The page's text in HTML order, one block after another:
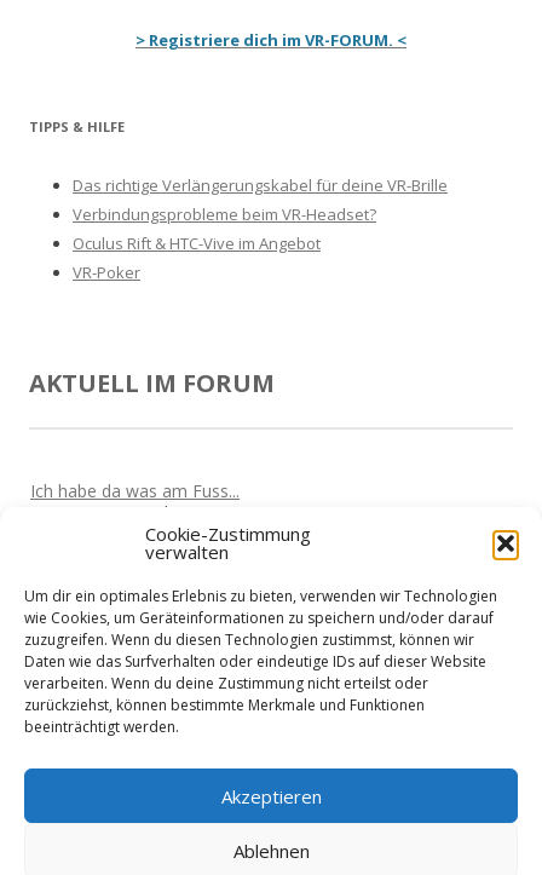
Cookie-Zustimmung
verwalten
Um dir ein optimales Erlebnis zu bieten, verwenden wir Technologien
wie Cookies, um Geräteinformationen zu speichern und/oder darauf
zuzugreifen. Wenn du diesen Technologien zustimmst, können wir
Daten wie das Surfverhalten oder eindeutige IDs auf dieser Website
verarbeiten. Wenn du deine Zustimmung nicht erteilst oder
zurückziehst, können bestimmte Merkmale und Funktionen
beeinträchtigt werden.
Akzeptieren
Ablehnen
> Registriere dich im VR-FORUM. <
TIPPS & HILFE
Das richtige Verlängerungskabel für deine VR-Brille
Verbindungsprobleme beim VR-Headset?
Oculus Rift & HTC-Vive im Angebot
VR-Poker
AKTUELL IM FORUM
Ich habe da was am Fuss...
Vor 5 Jahren
Oculus Quest wird den Markt überrollen
Kabellose VR-Gaming mit einem Clould-Gaming Dienst?
VonNikVor 5 Jahren
Wieder nicht in den Urlaub fliegen?
VonMartin Vor 5 Jahren
Home-Office treibt Stromkosten